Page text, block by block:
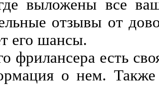
выложены все
отзывы от
его шансы.
фрилансера есть
о нем. Также